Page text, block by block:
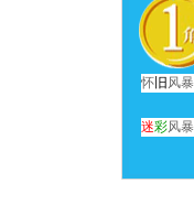
怀 旧 风暴
迷彩风暴